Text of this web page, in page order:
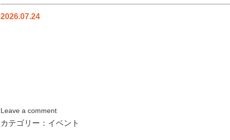
2026.07.24
Leave a comment
カテゴリー： イベント